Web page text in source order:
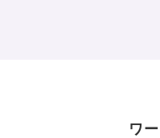
ワ